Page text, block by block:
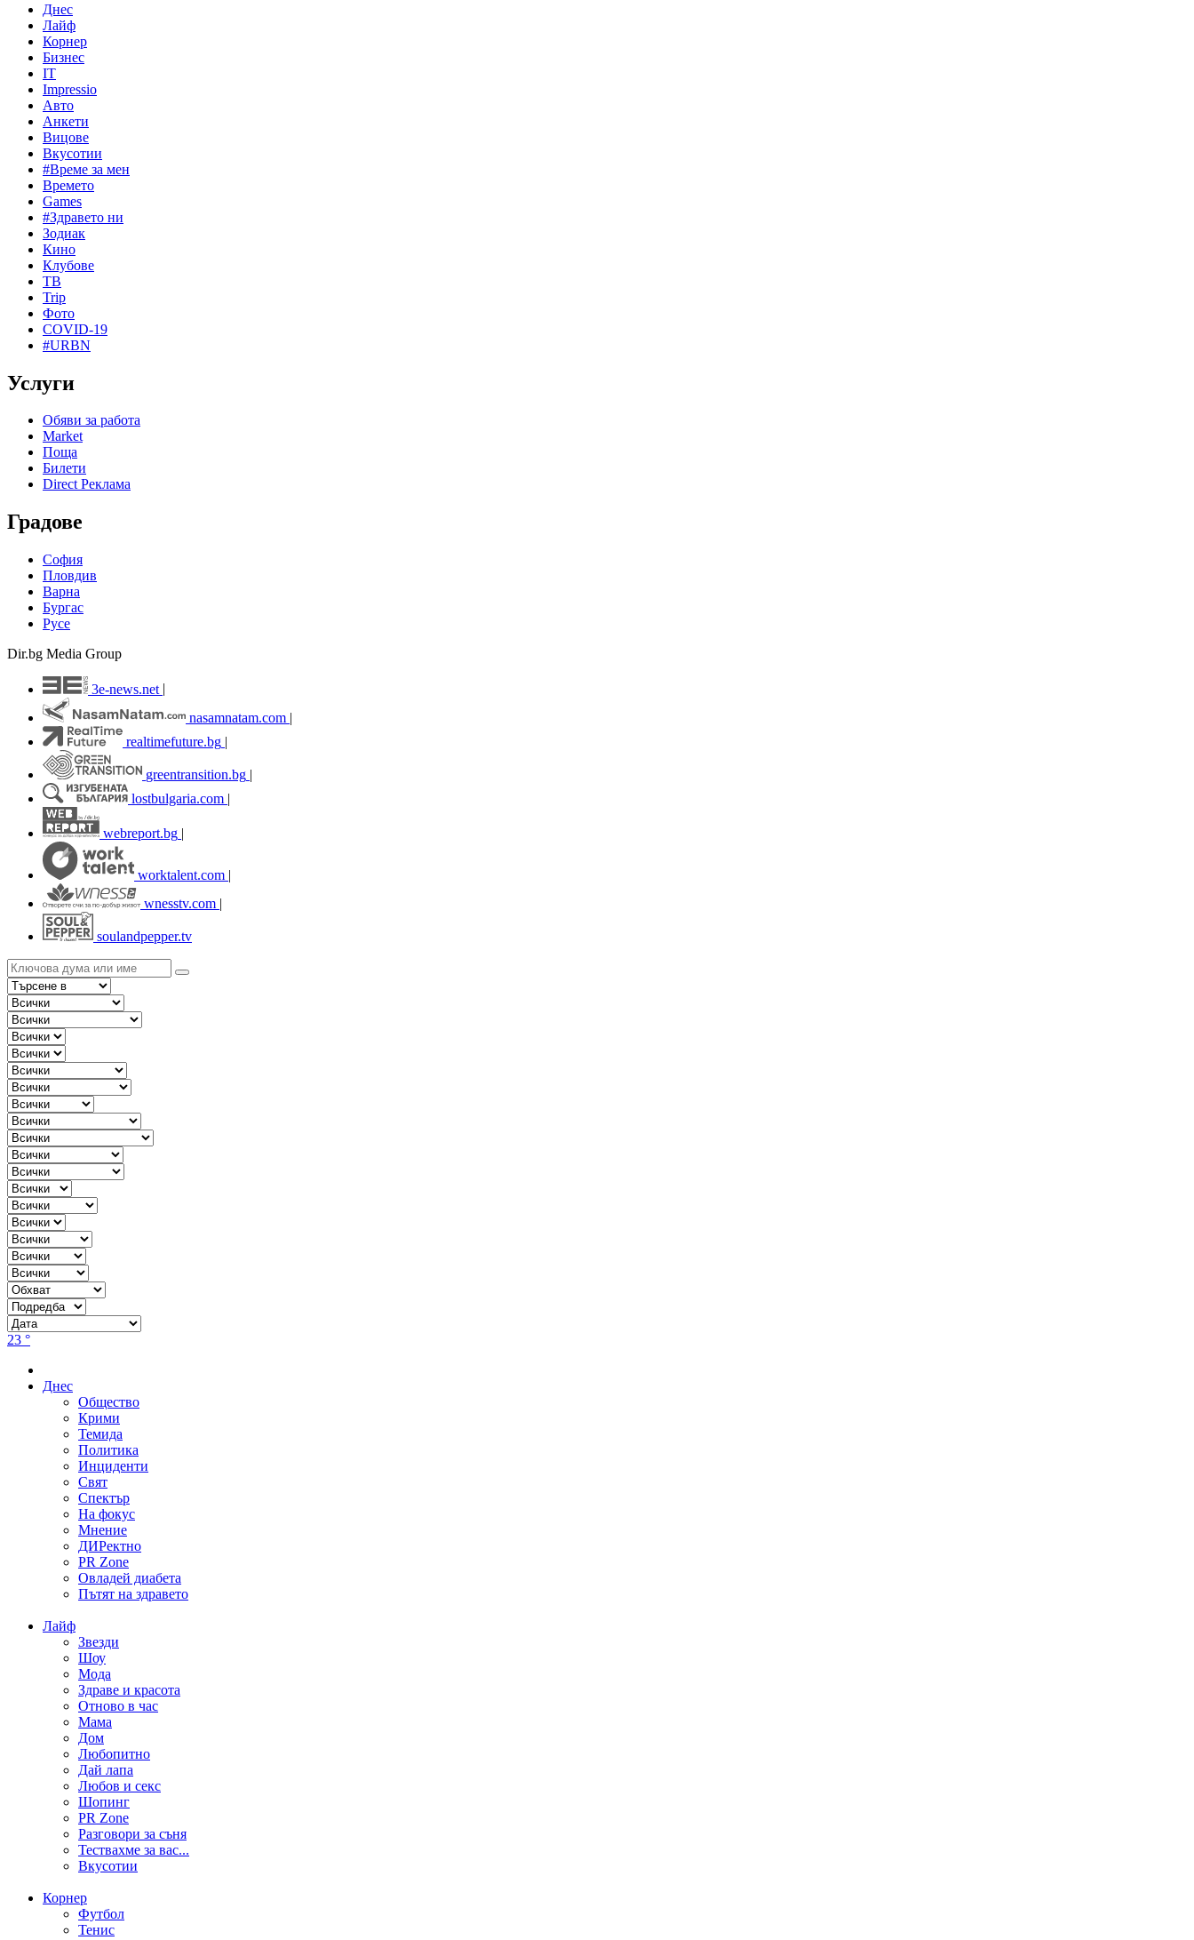
Днес
Лайф
Корнер
Бизнес
IT
Impressio
Авто
Анкети
Вицове
Вкусотии
#Време за мен
Времето
Games
#Здравето ни
Зодиак
Кино
Клубове
ТВ
Trip
Фото
COVID-19
#URBN
Услуги
Обяви за работа
Market
Поща
Билети
Direct Реклама
Градове
София
Пловдив
Варна
Бургас
Русе
Dir.bg Media Group
3e-news.net
nasamnatam.com |
realtimefuture.bg |
greentransition.bg |
lostbulgaria.com |
webreport.bg |
worktalent.com |
wnesstv.com |
soulandpepper.tv
23 °
Днес
Общество
Крими
Темида
Политика
Инциденти
Свят
Спектър
На фокус
Мнение
ДИРектно
PR Zone
Овладей диабета
Пътят на здравето
Лайф
Звезди
Шоу
Мода
Здраве и красота
Отново в час
Мама
Дом
Любопитно
Дай лапа
Любов и секс
Шопинг
PR Zone
Разговори за съня
Тествахме за вас...
Вкусотии
Корнер
Футбол
Тенис